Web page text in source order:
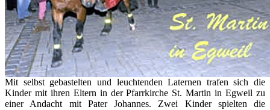
Mit selbst gebastelten und leuchtenden Laternen trafen sich die
Kinder mit ihren Eltern in der Pfarrkirche St. Martin in Egweil zu
einer Andacht mit Pater Johannes. Zwei Kinder spielten die